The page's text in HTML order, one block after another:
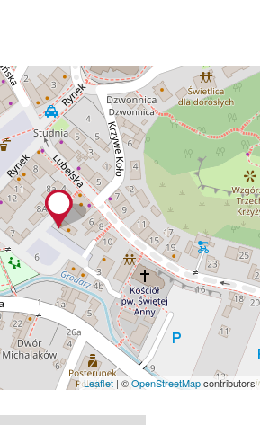
Leaflet | ©OpenStreetMapcontributors